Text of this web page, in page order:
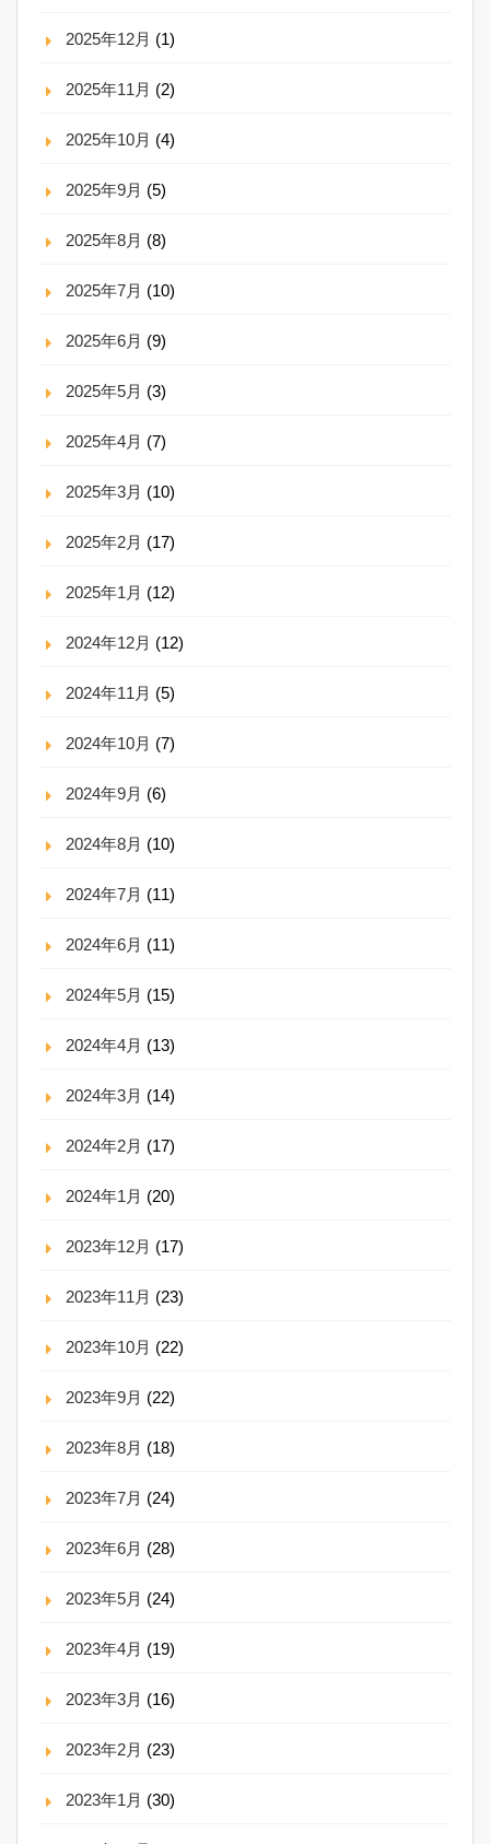
2025年12月 (1)
2025年11月 (2)
2025年10月 (4)
2025年9月 (5)
2025年8月 (8)
2025年7月 (10)
2025年6月 (9)
2025年5月 (3)
2025年4月 (7)
2025年3月 (10)
2025年2月 (17)
2025年1月 (12)
2024年12月 (12)
2024年11月 (5)
2024年10月 (7)
2024年9月 (6)
2024年8月 (10)
2024年7月 (11)
2024年6月 (11)
2024年5月 (15)
2024年4月 (13)
2024年3月 (14)
2024年2月 (17)
2024年1月 (20)
2023年12月 (17)
2023年11月 (23)
2023年10月 (22)
2023年9月 (22)
2023年8月 (18)
2023年7月 (24)
2023年6月 (28)
2023年5月 (24)
2023年4月 (19)
2023年3月 (16)
2023年2月 (23)
2023年1月 (30)